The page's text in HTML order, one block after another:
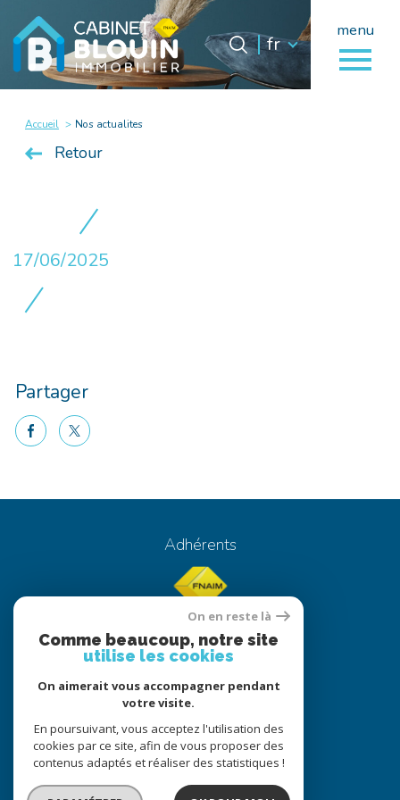
menu
Langue
fr
Accueil 0 Langue
fr
Accueil Nos actualites
Retour
17/06/2025
Partager
facebooktwitter
Adhérents
© 2022
Tous droits réservés
Traduction powered by Google
Nos honoraires
Plan du site
Mentions légales Partenaires Admin
On en reste là
Comme beaucoup, notre site
utilise les cookies
On aimerait vous accompagner pendant
votre visite.
En poursuivant, vous acceptez l'utilisation des
cookies par ce site, afin de vous proposer des
contenus adaptés et réaliser des statistiques !